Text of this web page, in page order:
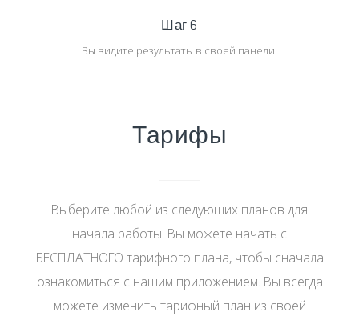
Шаг 6
Вы видите результаты в своей панели.
Тарифы
Выберите любой из следующих планов для
начала работы. Вы можете начать с
БЕСПЛАТНОГО тарифного плана, чтобы сначала
ознакомиться с нашим приложением. Вы всегда
можете изменить тарифный план из своей